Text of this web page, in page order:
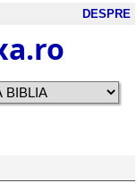
DESPRE